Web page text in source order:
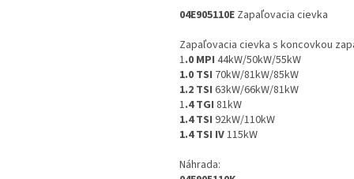
04E905110E Zapaľovacia cievka
Zapaľovacia cievka s koncovkou
1.0 MPI 44kW/50kW/55kW
1.0 TSI 70kW/81kW/85kW
1.2 TSI 63kW/66kW/81kW
1.4 TGI 81kW
1.4 TSI 92kW/110kW
1.4 TSI IV115kW
Náhrada: